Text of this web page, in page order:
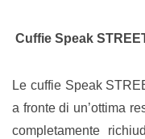
Cuffie Speak
Le cuffie Speak
a fronte di un’ottima
completamente